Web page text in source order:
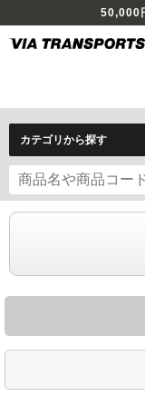
50,000
カテゴリから探す